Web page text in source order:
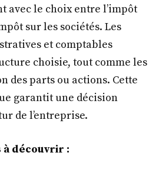
avec le choix entre l’impôt
sur les sociétés. Les
et comptables
choisie, tout comme les
des parts ou actions. Cette
garantit une décision
de l’entreprise.
à découvrir :